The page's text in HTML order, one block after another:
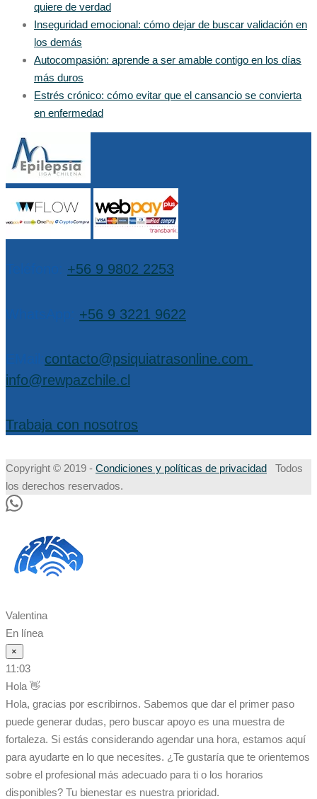
quiere de verdad
Inseguridad emocional: cómo dejar de buscar validación en
los demás
Autocompasión: aprende a ser amable contigo en los días
más duros
Estrés crónico: cómo evitar que el cansancio se convierta
en enfermedad
+56 9 9802 2253
+56 9 3221 9622
contacto@psiquiatrasonline.com
info@rewpazchile.cl
Trabaja con nosotros
Copyright © 2019 - Condiciones y políticas de privacidad Todos
los derechos reservados.
Valentina
En línea
×
11:03
Hola 👋
Hola, gracias por escribirnos. Sabemos que dar el primer paso
puede generar dudas, pero buscar apoyo es una muestra de
fortaleza. Si estás considerando agendar una hora, estamos aquí
para ayudarte en lo que necesites. ¿Te gustaría que te orientemos
sobre el profesional más adecuado para ti o los horarios
disponibles? Tu bienestar es nuestra prioridad.